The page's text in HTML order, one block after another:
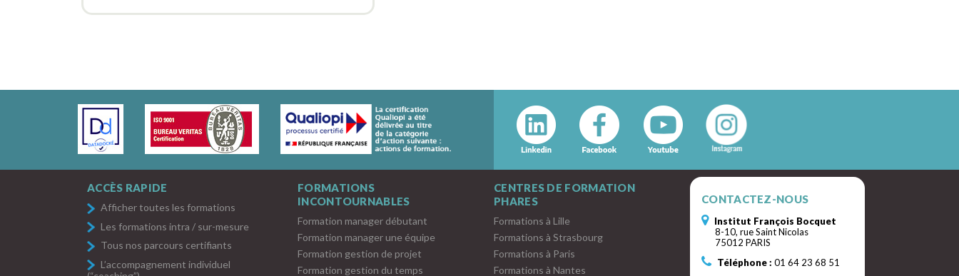
ACCÈS RAPIDE
Afficher toutes les formations
Les formations intra / sur-mesure
Tous nos parcours certifiants
L’accompagnement individuel
FORMATIONS
INCONTOURNABLES
Formation manager débutant
Formation manager une équipe
Formation gestion de projet
Formation gestion du temps
CENTRES DE FORMATION
PHARES
Formations à Lille
Formations à Strasbourg
Formations à Paris
Formations à Nantes
CONTACTEZ-NOUS
Institut François Bocquet
8-10, rue Saint Nicolas
75012 PARIS
Téléphone : 01 64 23 68 51